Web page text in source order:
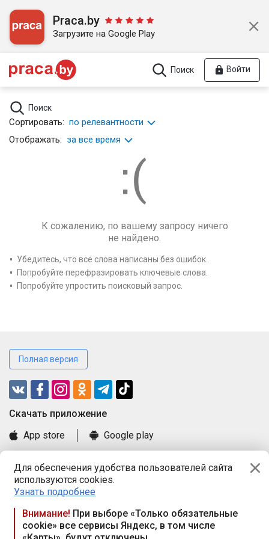
Для обеспечения удобства пользователей сайта
используются cookies.
Узнать подробнее
Внимание! При выборе «Только обязательные
cookie» все сервисы Яндекс, в том числе
Praca.by
Загрузите на Google Play
Поиск Войти
Поиск
Сортировать: по релевантности
Отображать: за все время
К сожалению, по вашему запросу ничего
не найдено.
Убедитесь, что все слова написаны без ошибок.
Попробуйте перефразировать ключевые слова.
Попробуйте упростить поисковый запрос.
Полная версия
Cкачать приложение
App store
Google play
Книга замечаний и предложений
Правила и документы
Praca.by © 2000—2026, ООО «ПРАЦА БАЙ»
Республика Беларусь, 220114, г. Минск, пр-т Независимости
117а, пом. № 9.